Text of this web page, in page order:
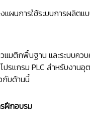
แผนการใช้ระบบการผลิตแ
มติกพื้นฐาน และระบบคว
ปรแกรม PLC สำหรับงาน
กับด้านนี้
ฝึกอบรม